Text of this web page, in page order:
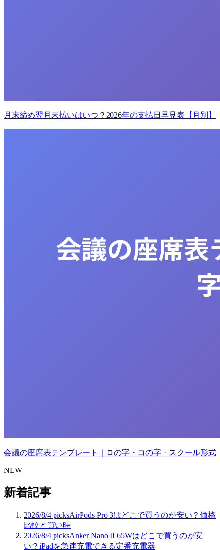
月末締め翌月末払いはいつ？2026年の支払日早見表【月別】
会議の座席表テンプレート｜ロの字・コの字・スクール形式
NEW
新着記事
2026/8/4 picksAirPods Pro 3はどこで買うのが安い？価格
比較と買い時
2026/8/4 picksAnker Nano II 65Wはどこで買うのが安
い？iPadを急速充電できる定番充電器